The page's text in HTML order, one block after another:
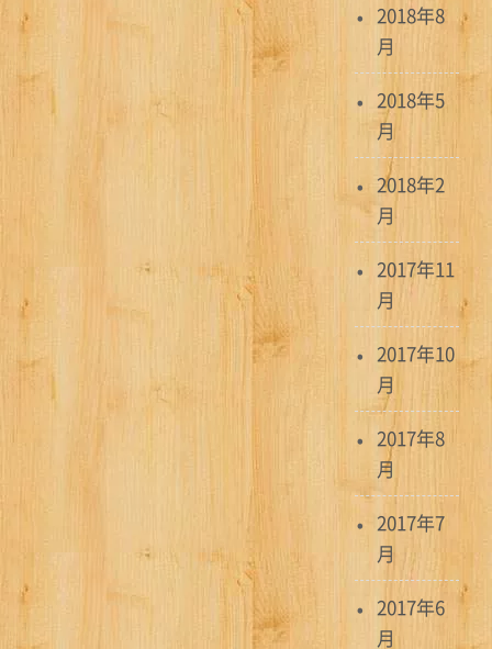
2018年8
月
2018年5
月
2018年2
月
2017年11
月
2017年10
月
2017年8
月
2017年7
月
2017年6
月